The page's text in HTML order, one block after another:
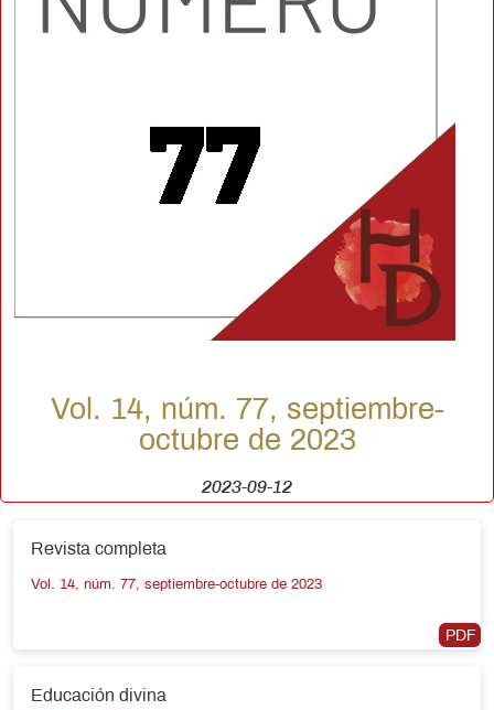
Vol. 14, núm. 77, septiembre-
octubre de 2023
2023-09-12
Revista completa
Vol. 14, núm. 77, septiembre-octubre de 2023
PDF
Educación divina